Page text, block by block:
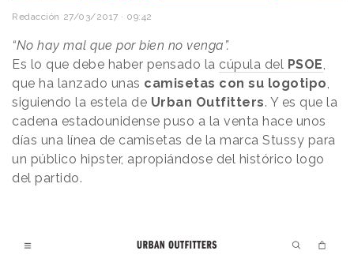
Redacción 27/03/2017 · 09:42
“No hay mal que por bien no venga”.
Es lo que debe haber pensado la cúpula del PSOE,
que ha lanzado unas camisetas con su logotipo,
siguiendo la estela de Urban Outfitters. Y es que la
cadena estadounidense puso a la venta hace unos
días una línea de camisetas de la marca Stussy para
un público hipster, apropiándose del histórico logo
del partido.